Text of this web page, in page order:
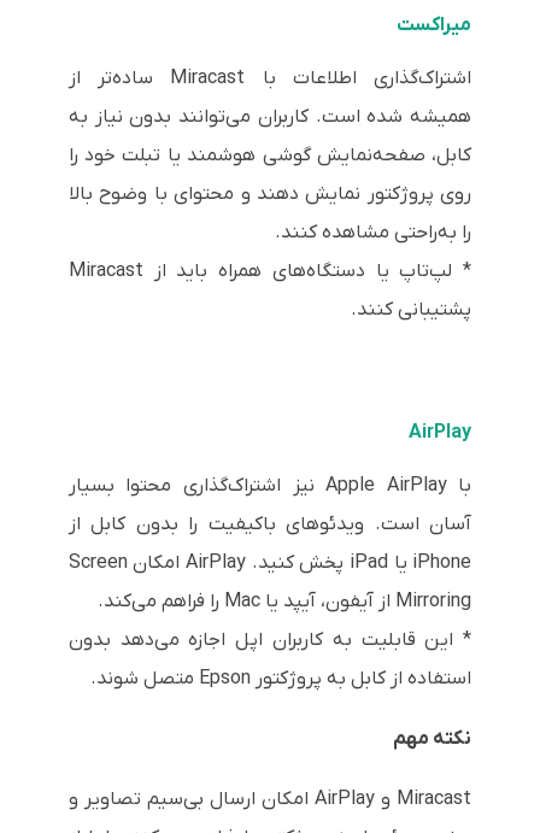
میراکست
اشتراک‌گذاری اطلاعات با Miracast ساده‌تر از
همیشه شده است. کاربران می‌توانند بدون نیاز به
کابل، صفحه‌نمایش گوشی هوشمند یا تبلت خود را
روی پروژکتور نمایش دهند و محتوای با وضوح بالا
را به‌راحتی مشاهده کنند.
* لپ‌تاپ یا دستگاه‌های همراه باید از Miracast
پشتیبانی کنند.
AirPlay
با Apple AirPlay نیز اشتراک‌گذاری محتوا بسیار
آسان است. ویدئوهای باکیفیت را بدون کابل از
iPhone یا iPad پخش کنید. AirPlay امکان Screen
Mirroring از آیفون، آیپد یا Mac را فراهم می‌کند.
* این قابلیت به کاربران اپل اجازه می‌دهد بدون
استفاده از کابل به پروژکتور Epson متصل شوند.
نکته مهم
Miracast و AirPlay امکان ارسال بی‌سیم تصاویر و